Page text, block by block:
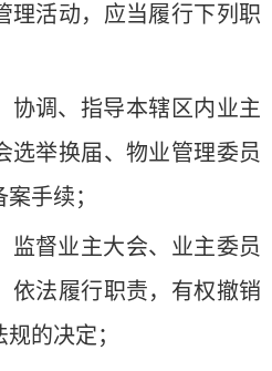
理活动，应当履行下列职
协调、指导本辖区内业主
选举换届、物业管理委员
手续；
监督业主大会、业主委员
依法履行职责，有权撤销
的决定；